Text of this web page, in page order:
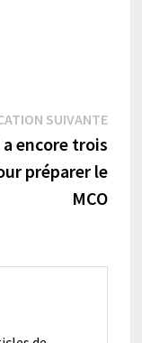
:
SUIVANTE
encore trois
préparer le
MCO